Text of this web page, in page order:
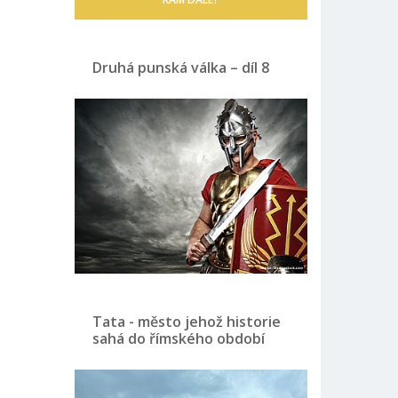
Druhá punská válka – díl 8
Tata - město jehož historie
sahá do římského období